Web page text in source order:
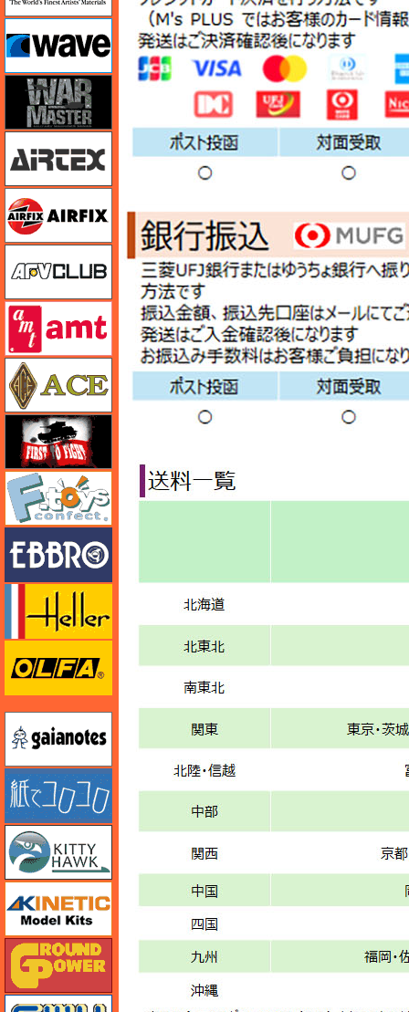
ウェーブ
ウォーマスターズ
エアテックス
AFVクラブ
エース
エフトイズ
紙でコロコロ
キティホーク
グレートウォールホビー